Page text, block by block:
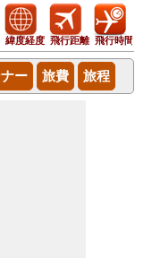
緯度経度 飛行距離 飛行時間
ー 旅費 旅程